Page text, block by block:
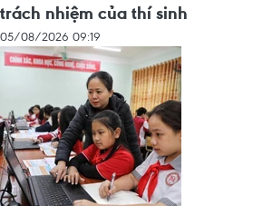
trách nhiệm của thí sinh
05/08/2026 09:19